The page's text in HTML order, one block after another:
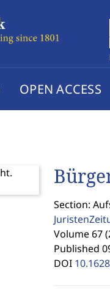
OPEN ACCESS
Section:
Volume 67
Published
DOI